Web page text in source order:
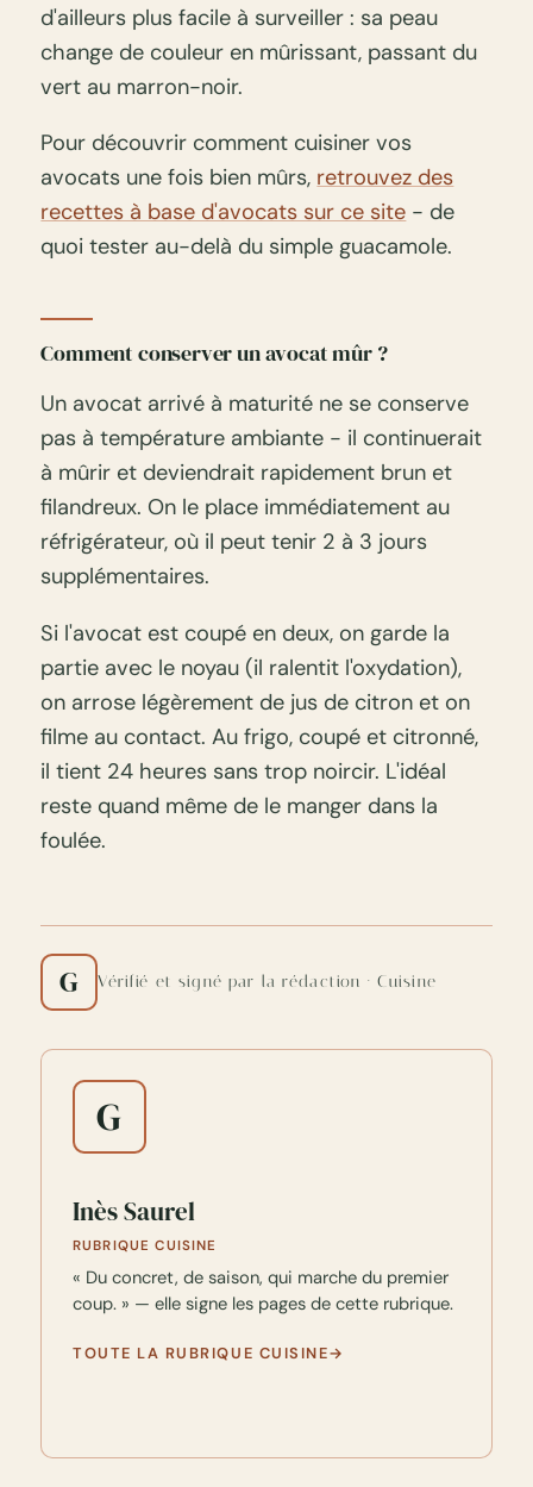
d'ailleurs plus facile à surveiller : sa peau
change de couleur en mûrissant, passant du
vert au marron-noir.
Pour découvrir comment cuisiner vos
avocats une fois bien mûrs, retrouvez des
recettes à base d'avocats sur ce site - de
quoi tester au-delà du simple guacamole.
Comment conserver un avocat mûr ?
Un avocat arrivé à maturité ne se conserve
pas à température ambiante - il continuerait
à mûrir et deviendrait rapidement brun et
filandreux. On le place immédiatement au
réfrigérateur, où il peut tenir 2 à 3 jours
supplémentaires.
Si l'avocat est coupé en deux, on garde la
partie avec le noyau (il ralentit l'oxydation),
on arrose légèrement de jus de citron et on
filme au contact. Au frigo, coupé et citronné,
il tient 24 heures sans trop noircir. L'idéal
reste quand même de le manger dans la
foulée.
G Vérifié et signé par la rédaction · Cuisine
G
Inès Saurel
RUBRIQUE CUISINE
« Du concret, de saison, qui marche du premier
coup. » — elle signe les pages de cette rubrique.
TOUTE LA RUBRIQUE CUISINE